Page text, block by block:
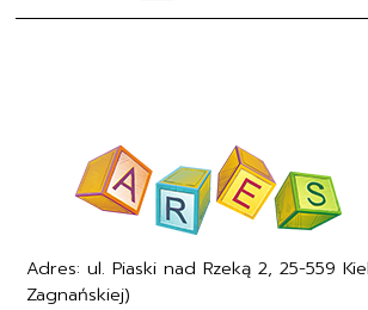
Adres: ul. Piaski nad Rzeką 2, 25-559
Zagnańskiej)